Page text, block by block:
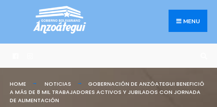
MENU
HOME NOTICIAS
GOBERNACIÓN DE ANZÓATEGUI BENEFICIÓ
A MÁS DE 8 MIL TRABAJADORES ACTIVOS Y JUBILADOS CON JORNADA
DE ALIMENTACIÓN
Search